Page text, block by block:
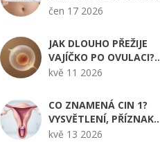
TERMÍNY, VYŠETŘENÍ A
čen 17 2026
JAK DLOUHO PŘEŽIJE
VAJÍČKO PO OVULACI?
OKNO PRO OPLODNĚNÍ
kvě 11 2026
CO ZNAMENÁ CIN 1?
VYSVĚTLENÍ, PŘÍZNAKY
A LÉČBA V
kvě 13 2026